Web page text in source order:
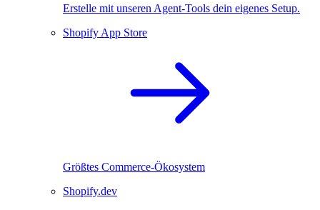
Erstelle mit unseren Agent-Tools dein eigenes Setup.
Shopify App Store
Größtes Commerce-Ökosystem
Shopify.dev